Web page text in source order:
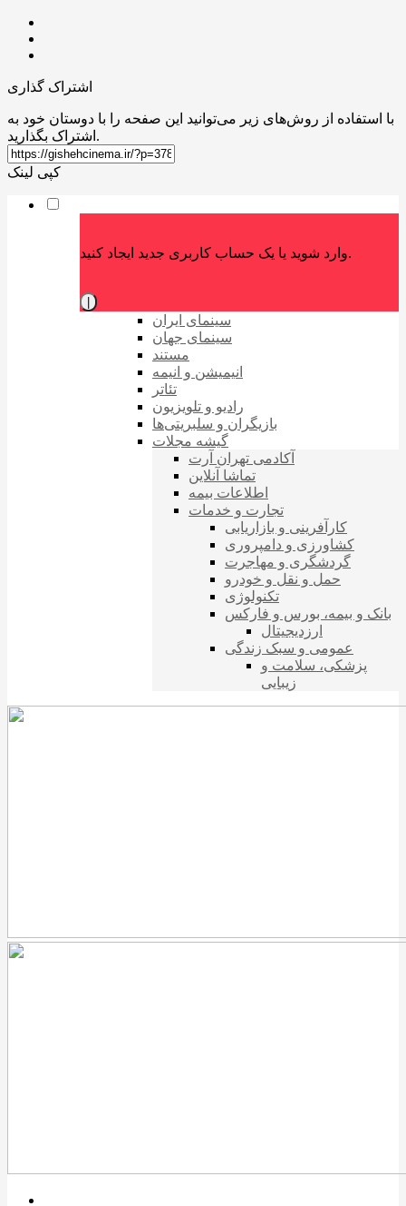
اشتراک گذاری
با استفاده از روش‌های زیر می‌توانید این صفحه را با دوستان خود به
اشتراک بگذارید.
کپی لینک
وارد شوید یا یک حساب کاربری جدید ایجاد کنید.
سینمای ایران
سینمای جهان
مستند
انیمیشن و انیمه
تئاتر
رادیو و تلویزیون
بازیگران و سلبریتی‌ها
گیشه مجلات
آکادمی تهران آرت
تماشا آنلاین
اطلاعات بیمه
تجارت و خدمات
کارآفرینی و بازاریابی
کشاورزی و دامپروری
گردشگری و مهاجرت
حمل و نقل و خودرو
تکنولوژی
بانک و بیمه، بورس و فارکس
ارزدیجیتال
عمومی و سبک زندگی
پزشکی، سلامت و
زیبایی